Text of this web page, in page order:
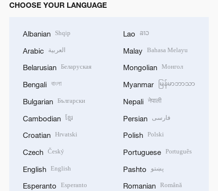
CHOOSE YOUR LANGUAGE
Albanian Shqip
Arabic العربية
Belarusian Беларуская
Bengali বাংলা
Bulgarian Български
Cambodian ខ្មែរ
Croatian Hrvatski
Czech Český
English English
Esperanto Esperanto
Lao ລາວ
Malay Bahasa Melayu
Mongolian Монгол
Myanmar မြန်မာဘာသာ
Nepali नेपाली
Persian فارسی
Polish Polski
Portuguese Português
Pashto پښتو
Romanian Română